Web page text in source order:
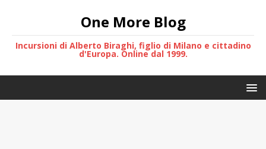
One More Blog
Incursioni di Alberto Biraghi, figlio di Milano e cittadino
d'Europa. Online dal 1999.